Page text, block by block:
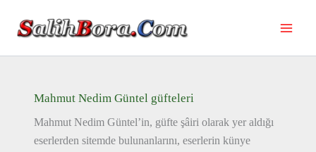
Mahmut Nedim Güntel güfteleri
Mahmut Nedim Güntel’in, güfte şâiri olarak yer aldığı
eserlerden sitemde bulunanlarını, eserlerin künye